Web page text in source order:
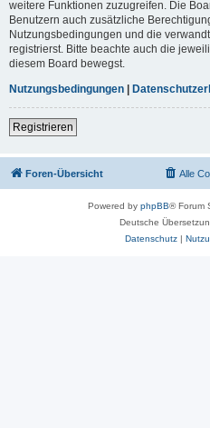
weitere Funktionen zuzugreifen. Die
Benutzern auch zusätzliche
Nutzungsbedingungen und die
registrierst. Bitte beachte auch die
diesem Board bewegst.
Nutzungsbedingungen |
Registrieren
Foren-Übersicht Alle
Powered by phpBB® Forum
Deutsche
Datenschutz|